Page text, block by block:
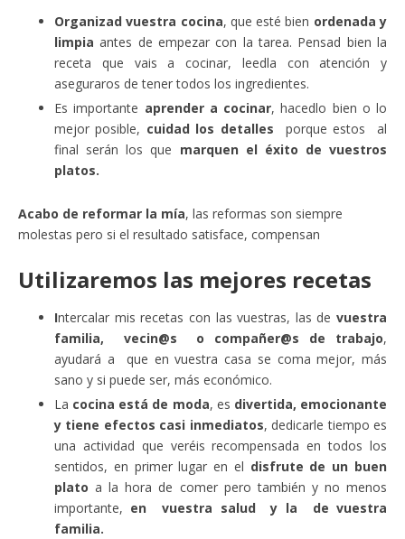
Organizad vuestra cocina, que esté bien ordenada y
limpia antes de empezar con la tarea. Pensad bien la
receta que vais a cocinar, leedla con atención y
aseguraros de tener todos los ingredientes.
Es importante aprender a cocinar, hacedlo bien o lo
mejor posible, cuidad los detalles porque estos al
final serán los que marquen el éxito de vuestros
platos.
Acabo de reformar la mía, las reformas son siempre
molestas pero si el resultado satisface, compensan
Utilizaremos las mejores recetas
Intercalar mis recetas con las vuestras, las de vuestra
familia, vecin@s o compañer@s de trabajo,
ayudará a que en vuestra casa se coma mejor, más
sano y si puede ser, más económico.
La cocina está de moda, es divertida, emocionante
y tiene efectos casi inmediatos, dedicarle tiempo es
una actividad que veréis recompensada en todos los
sentidos, en primer lugar en el disfrute de un buen
plato a la hora de comer pero también y no menos
importante, en vuestra salud y la de vuestra
familia.